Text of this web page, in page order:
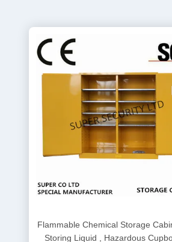
Flammable Chemical Storage
Storing Liquid , Hazardous